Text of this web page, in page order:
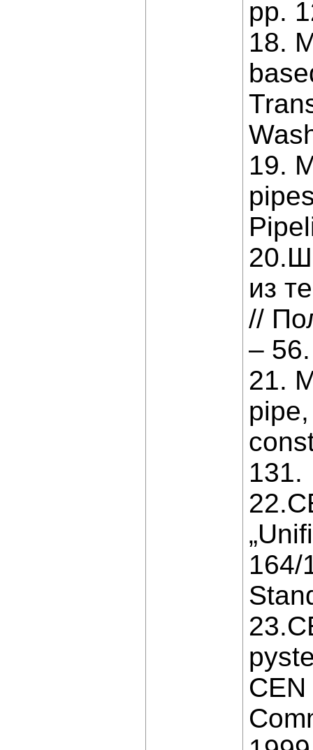
рр.
18.
19.
из
//
– 56.
21.
131.
164/